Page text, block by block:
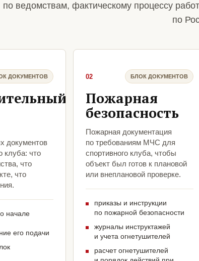
по ведомствам, фактическому процессу
по
ДОКУМЕНТОВ
документов
клуба: что
что
что
начале
его подачи
02 БЛОК ДОКУМЕНТОВ
Пожарная
безопасность
Пожарная документация
по требованиям МЧС для
спортивного клуба, чтобы
объект был готов к плановой
или внеплановой проверке.
приказы и инструкции
по пожарной безопасности
журналы инструктажей
и учета огнетушителей
расчет огнетушителей